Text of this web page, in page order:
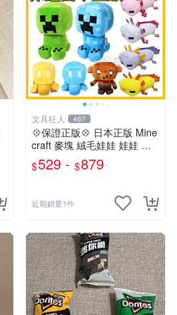
文具狂人 467
💠保證正版💠 日本正版 Mine
craft 麥塊 絨毛娃娃 娃娃 玩
偶 公仔 苦力怕 終界使者 六
角恐龍 👉 全日控
$529 - $879
近期銷量1件